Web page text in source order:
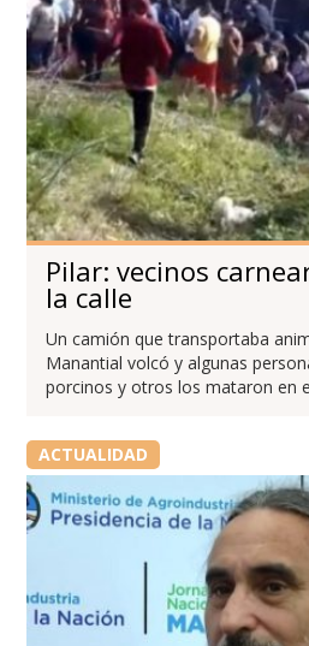
Pilar: vecinos
la calle
Un camión que transportaba
Manantial volcó y algunas
porcinos y otros los mataron en
ACTUALIDAD